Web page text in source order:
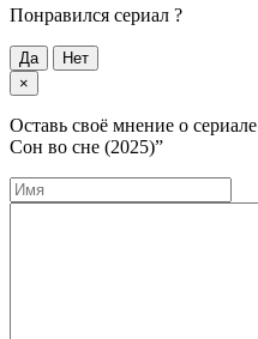
Понравился cериал ?
Да
Нет
×
Оставь своё мнение о cериале
Сон во сне (2025)”